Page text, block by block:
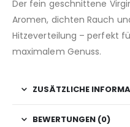
Der fein geschnittene
Aromen, dichten Rauch
Hitzeverteilung – perfekt
maximalem Genuss.
ZUSÄTZLICHE
BEWERTUNGEN (0)